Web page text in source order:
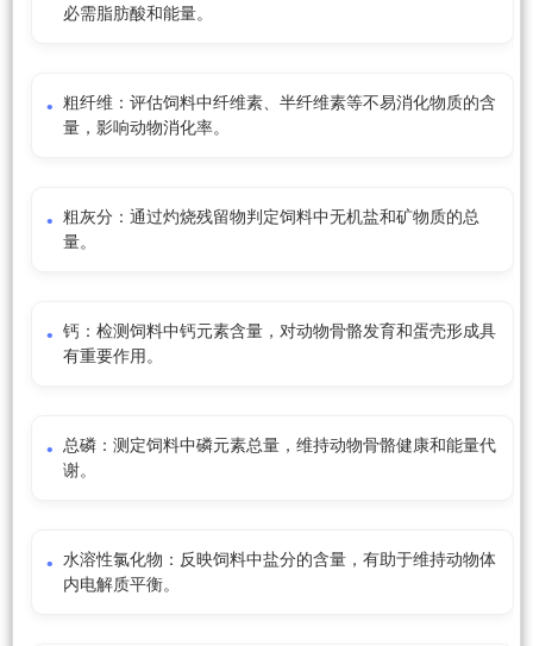
必需脂肪酸和能量。
粗纤维：评估饲料中纤维素、半纤维素等不易消化物质的含
量，影响动物消化率。
粗灰分：通过灼烧残留物判定饲料中无机盐和矿物质的总
量。
钙：检测饲料中钙元素含量，对动物骨骼发育和蛋壳形成具
有重要作用。
总磷：测定饲料中磷元素总量，维持动物骨骼健康和能量代
谢。
水溶性氯化物：反映饲料中盐分的含量，有助于维持动物体
内电解质平衡。